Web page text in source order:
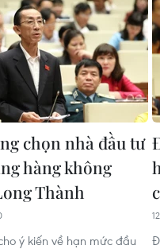
chọn nhà đầu tư
hàng không
Thành
ý kiến về hạn mức đầu